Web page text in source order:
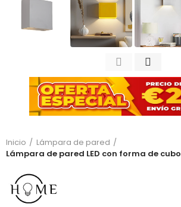
Inicio
Lámpara de pared
Lámpara de pared LED con forma de cubo